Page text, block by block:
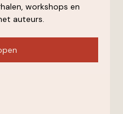
workshops en
auteurs.